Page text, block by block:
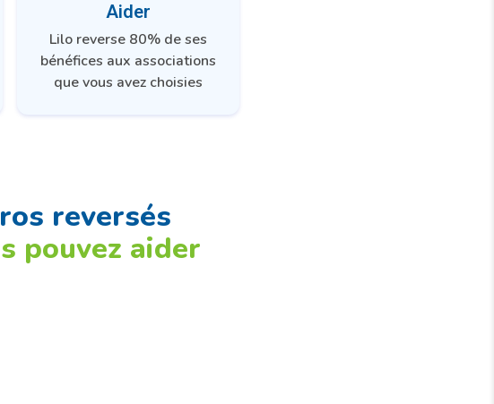
Aider
Lilo reverse 80% de ses
bénéfices aux associations
que vous avez choisies
reversés
pouvez aider